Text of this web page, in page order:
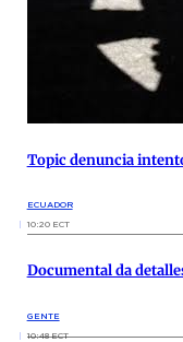
Topic denuncia
ECUADOR
10:20 ECT
Documental da
GENTE
10:48 ECT